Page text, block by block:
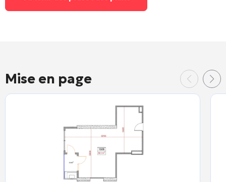
Mise en page